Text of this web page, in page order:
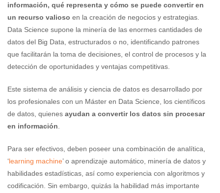
información, qué representa y cómo se puede convertir en
un recurso valioso en la creación de negocios y estrategias.
Data Science supone la minería de las enormes cantidades de
datos del Big Data, estructurados o no, identificando patrones
que facilitarán la toma de decisiones, el control de procesos y la
detección de oportunidades y ventajas competitivas.
Este sistema de análisis y ciencia de datos es desarrollado por
los profesionales con un Máster en Data Science, los científicos
de datos, quienes ayudan a convertir los datos sin procesar
en información
Para ser efectivos, deben poseer una combinación de analítica,
‘learning machine’ o aprendizaje automático, minería de datos y
habilidades estadísticas, así como experiencia con algoritmos y
codificación. Sin embargo, quizás la habilidad más importante